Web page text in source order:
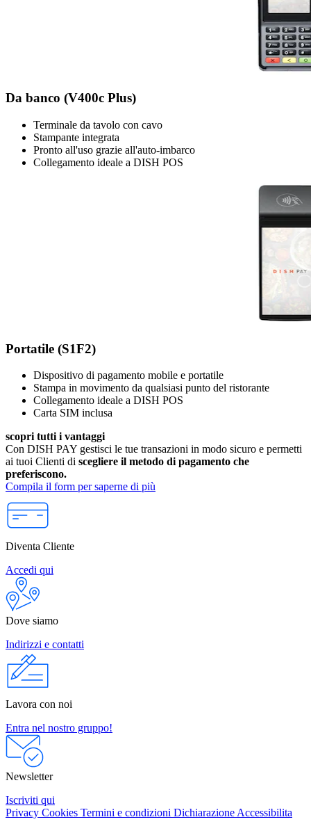
Da banco (V400c Plus)
Terminale da tavolo con cavo
Stampante integrata
Pronto all'uso grazie all'auto-imbarco
Collegamento ideale a DISH POS
Portatile (S1F2)
Dispositivo di pagamento mobile e portatile
Stampa in movimento da qualsiasi punto del ristorante
Collegamento ideale a DISH POS
Carta SIM inclusa
scopri tutti i vantaggi
Con DISH PAY gestisci le tue transazioni in modo sicuro e permetti
ai tuoi Clienti di scegliere il metodo di pagamento che
preferiscono.
Compila il form per saperne di più
Diventa Cliente
Accedi qui
Dove siamo
Indirizzi e contatti
Lavora con noi
Entra nel nostro gruppo!
Newsletter
Iscriviti qui
Privacy Cookies Termini e condizioni Dichiarazione Accessibilita